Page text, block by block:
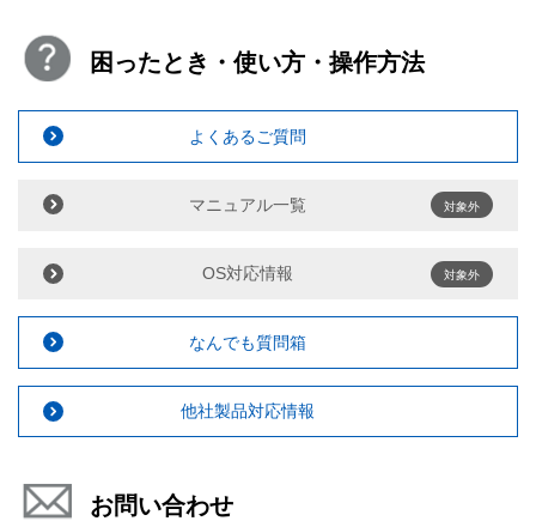
困ったとき・使い方・操作方法
よくあるご質問
マニュアル一覧 対象外
OS対応情報 対象外
なんでも質問箱
他社製品対応情報
お問い合わせ